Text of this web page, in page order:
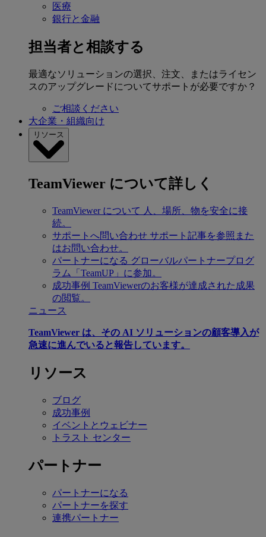
医療
銀行と金融
担当者と相談する
最適なソリューションの選択、注文、またはライセン
スのアップグレードについてサポートが必要ですか？
ご相談ください
大企業・組織向け
リソース
TeamViewer について詳しく
TeamViewer について 人、場所、物を安全に接
続。
サポートへ問い合わせ サポート記事を参照また
はお問い合わせ。
パートナーになる グローバルパートナープログ
ラム「TeamUP」に参加。
成功事例 TeamViewerのお客様が達成された成果
の閲覧。
ニュース
TeamViewer は、その AI ソリューションの顧客導入が
急速に進んでいると報告しています。
リソース
ブログ
成功事例
イベントとウェビナー
トラスト センター
パートナー
パートナーになる
パートナーを探す
連携パートナー